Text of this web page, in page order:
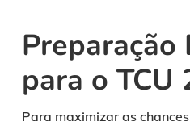
Preparação
para o TCU
Para maximizar as